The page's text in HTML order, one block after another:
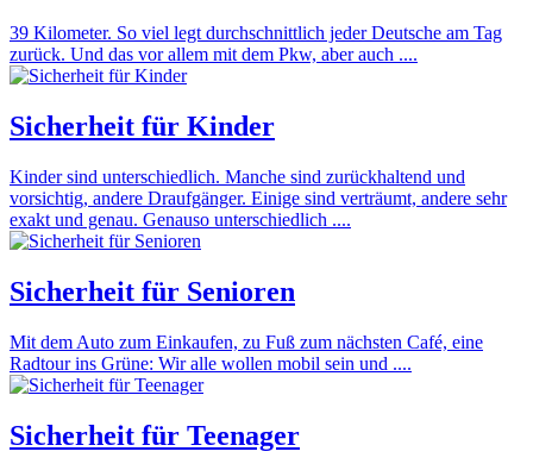
39 Kilometer. So viel legt durchschnittlich jeder Deutsche am Tag
zurück. Und das vor allem mit dem Pkw, aber auch ....
Sicherheit für Kinder
Kinder sind unterschiedlich. Manche sind zurückhaltend und
vorsichtig, andere Draufgänger. Einige sind verträumt, andere sehr
exakt und genau. Genauso unterschiedlich ....
Sicherheit für Senioren
Mit dem Auto zum Einkaufen, zu Fuß zum nächsten Café, eine
Radtour ins Grüne: Wir alle wollen mobil sein und ....
Sicherheit für Teenager